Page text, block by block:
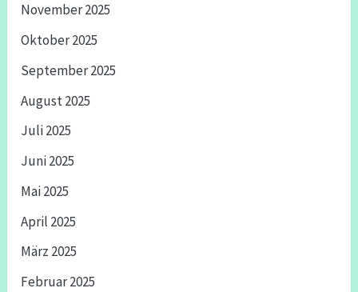
November 2025
Oktober 2025
September 2025
August 2025
Juli 2025
Juni 2025
Mai 2025
April 2025
März 2025
Februar 2025